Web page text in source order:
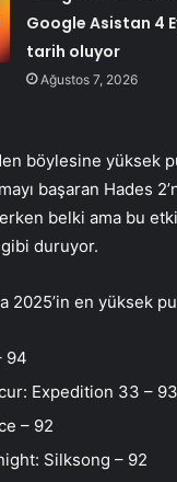
Google Asistan 4
tarih oluyor
Ağustos 7, 2026
böylesine yüksek
başaran Hades
belki ama bu
gibi duruyor.
2025’in en yüksek
94
Expedition 33 – 93
– 92
Silksong – 92